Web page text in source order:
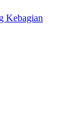
Kebagian